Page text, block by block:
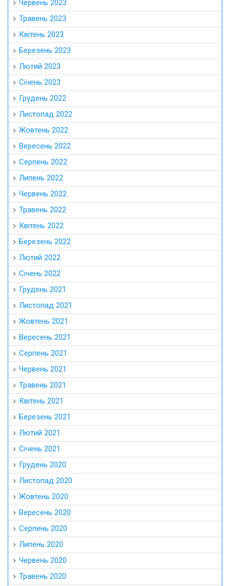
Червень 2023
Травень 2023
Квітень 2023
Березень 2023
Лютий 2023
Січень 2023
Грудень 2022
Листопад 2022
Жовтень 2022
Вересень 2022
Серпень 2022
Липень 2022
Червень 2022
Травень 2022
Квітень 2022
Березень 2022
Лютий 2022
Січень 2022
Грудень 2021
Листопад 2021
Жовтень 2021
Вересень 2021
Серпень 2021
Червень 2021
Травень 2021
Квітень 2021
Березень 2021
Лютий 2021
Січень 2021
Грудень 2020
Листопад 2020
Жовтень 2020
Вересень 2020
Серпень 2020
Липень 2020
Червень 2020
Травень 2020